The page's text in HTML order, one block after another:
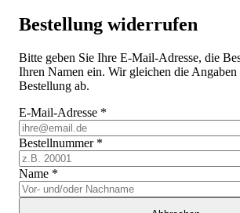
Bestellung widerrufen
Bitte geben Sie Ihre E-Mail-Adresse, die
Ihren Namen ein. Wir gleichen die
Bestellung ab.
E-Mail-Adresse *
Bestellnummer *
Name *